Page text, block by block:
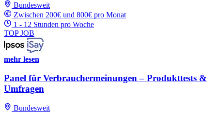
Bundesweit
Zwischen 200€ und 800€ pro Monat
1 - 12 Stunden pro Woche
TOP JOB
mehr lesen
Panel für Verbrauchermeinungen – Produkttests &
Umfragen
Bundesweit